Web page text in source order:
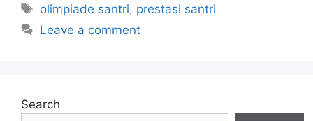
olimpiade santri, prestasi santri
Leave a comment
Search